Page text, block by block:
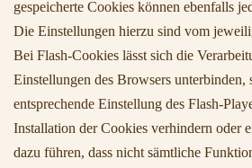
gespeicherte Cookies können ebenfalls
Die Einstellungen hierzu sind vom
Bei Flash-Cookies lässt sich die
Einstellungen des Browsers unterbinden,
entsprechende Einstellung des Flash-
Installation der Cookies verhindern oder
dazu führen, dass nicht sämtliche